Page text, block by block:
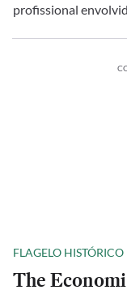
profissional
FLAGELO HISTÓRICO
The